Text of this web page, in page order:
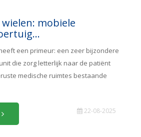
mobiele
een primeur: een zeer bijzondere
die zorg letterlijk naar de patiënt
medische ruimtes bestaande
22-08-2025